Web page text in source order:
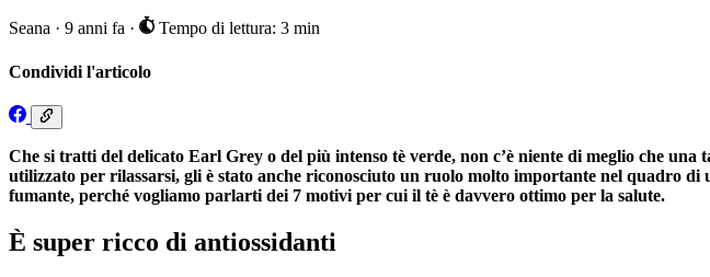
Seana · 9 anni fa · Tempo di lettura: 3 min
Condividi l'articolo
Che si tratti del delicato Earl Grey o del più intenso tè verde, non c’è niente di meglio che
utilizzato per rilassarsi, gli è stato anche riconosciuto un ruolo molto importante nel quadro di
fumante, perché vogliamo parlarti dei 7 motivi per cui il tè è davvero ottimo per la salute.
È super ricco di antiossidanti